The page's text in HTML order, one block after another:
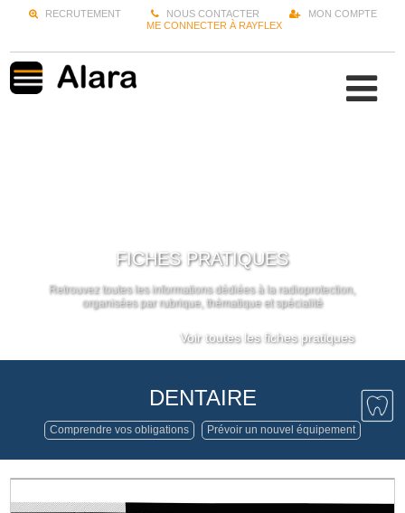
RECRUTEMENT NOUS CONTACTER
MON COMPTE
ME CONNECTER À RAYFLEX
FICHES PRATIQUES
Retrouvez toutes les informations dédiées à la radioprotection,
organisées par rubrique, thématique et spécialité
Voir toutes les fiches pratiques
DENTAIRE
Comprendre vos obligations Prévoir un nouvel équipement